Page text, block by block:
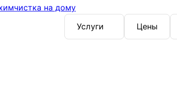
Услуги Цены